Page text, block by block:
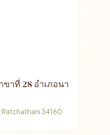
าที่ 28 อำเภอนา
Ratchathani 34160